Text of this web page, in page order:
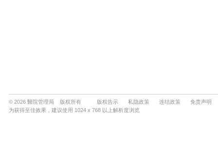
© 2026 醫院管理局 版权所有 版权告示 私隐政策 连结政策
免责声明
为获得至佳效果，建议使用 1024 x 768 以上解析度浏览